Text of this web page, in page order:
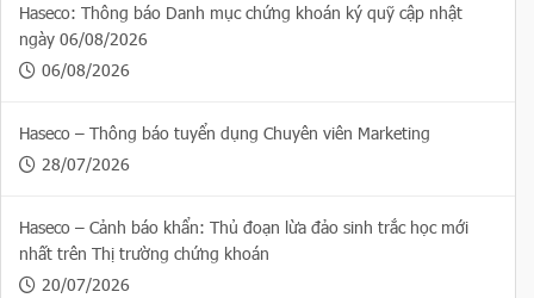
Haseco: Thông báo Danh mục chứng khoán ký quỹ cập nhật
ngày 06/08/2026
06/08/2026
Haseco – Thông báo tuyển dụng Chuyên viên Marketing
28/07/2026
Haseco – Cảnh báo khẩn: Thủ đoạn lừa đảo sinh trắc học mới
nhất trên Thị trường chứng khoán
20/07/2026